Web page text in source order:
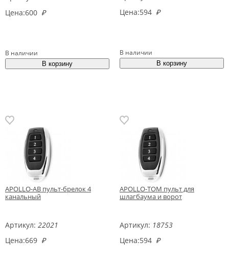
Цена:600 ₽
В наличии
Цена:594 ₽
В наличии
APOLLO-AB пульт-брелок 4
канальный
Артикул: 22021
Цена:669 ₽
APOLLO-TOM пульт для
шлагбаума и ворот
Артикул: 18753
Цена:594 ₽